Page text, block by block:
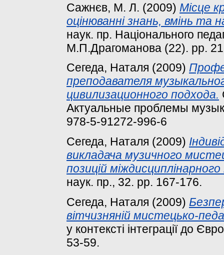
Сажнєв, М. Л. (2009) Місце
оцінюванні знань, вмінь та
наук. пр. Національного
М.П.Драгоманова (22). pp.
Сегеда, Наталя (2009)
преподавателя
цивилизационного подхода.
Актуальные проблемы
978-5-91272-996-6
Сегеда, Наталя (2009)
викладача музичного
позицій міждисциплінарного
наук. пр., 32. pp. 167-176.
Сегеда, Наталя (2009)
вітчизняній мистецько-
у контексті інтеграції до
53-59.